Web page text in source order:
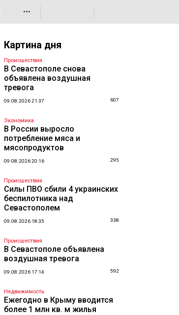
•••
Картина дня
Происшествия
В Севастополе снова
объявлена воздушная
тревога
09.08.2026 21:37 607
Экономика
В России выросло
потребление мяса и
мясопродуктов
09.08.2026 20:16 295
Происшествия
Силы ПВО сбили 4 украинских
беспилотника над
Севастополем
09.08.2026 18:35 338
Происшествия
В Севастополе объявлена
воздушная тревога
09.08.2026 17:14 592
Недвижимость
Ежегодно в Крыму вводится
более 1 млн кв. м жилья